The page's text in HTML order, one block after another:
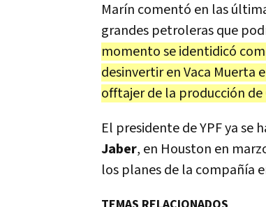
Marín comentó en las
grandes petroleras que
momento se identidicó
desinvertir en Vaca Muerta
offtajer de la producción de
El presidente de YPF ya se
Jaber, en Houston en
los planes de la compañía